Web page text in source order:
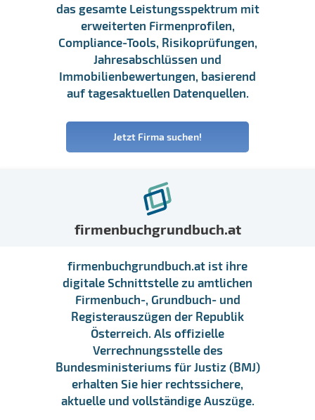
das gesamte Leistungsspektrum mit
erweiterten Firmenprofilen,
Compliance-Tools, Risikoprüfungen,
Jahresabschlüssen und
Immobilienbewertungen, basierend
auf tagesaktuellen Datenquellen.
Jetzt Firma suchen!
firmenbuchgrundbuch.at
firmenbuchgrundbuch.at ist ihre
digitale Schnittstelle zu amtlichen
Firmenbuch-, Grundbuch- und
Registerauszügen der Republik
Österreich. Als offizielle
Verrechnungsstelle des
Bundesministeriums für Justiz (BMJ)
erhalten Sie hier rechtssichere,
aktuelle und vollständige Auszüge.